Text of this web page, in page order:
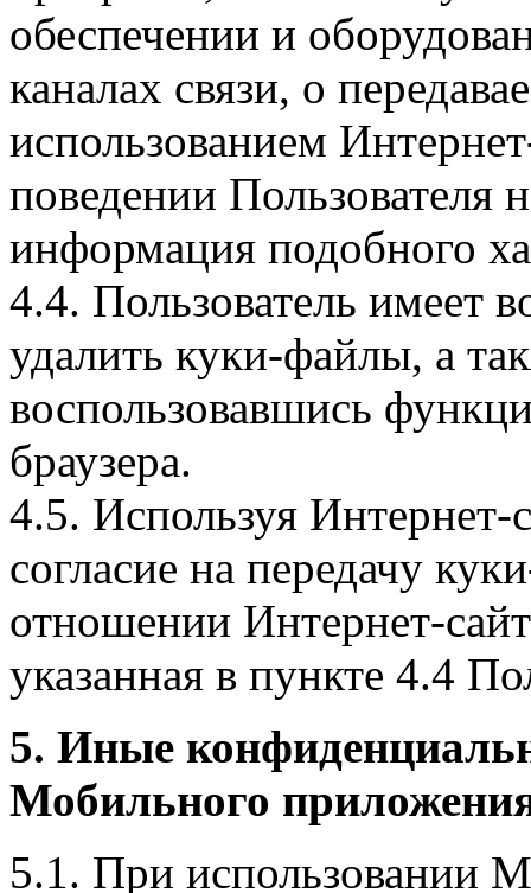
обеспечении и
каналах связи, о
использованием
поведении Пользователя
информация подобного
4.4. Пользователь имеет
удалить куки-файлы, а
воспользовавшись
браузера.
4.5. Используя Интернет-
согласие на передачу
отношении Интернет-
указанная в пункте 4.4
5. Иные
Мобильного
5.1. При использовании